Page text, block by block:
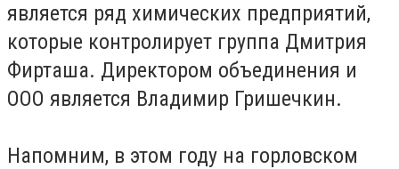
является ряд химических предприятий,
которые контролирует группа Дмитрия
Фирташа. Директором объединения и
ООО является Владимир Гришечкин.
Напомним, в этом году на горловском